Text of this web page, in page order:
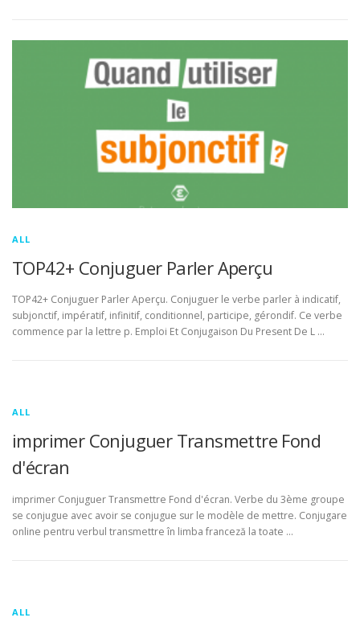
ALL
TOP42+ Conjuguer Parler Aperçu
TOP42+ Conjuguer Parler Aperçu. Conjuguer le verbe parler à indicatif,
subjonctif, impératif, infinitif, conditionnel, participe, gérondif. Ce verbe
commence par la lettre p. Emploi Et Conjugaison Du Present De L …
ALL
imprimer Conjuguer Transmettre Fond
d'écran
imprimer Conjuguer Transmettre Fond d'écran. Verbe du 3ème groupe
se conjugue avec avoir se conjugue sur le modèle de mettre. Conjugare
online pentru verbul transmettre în limba franceză la toate …
ALL